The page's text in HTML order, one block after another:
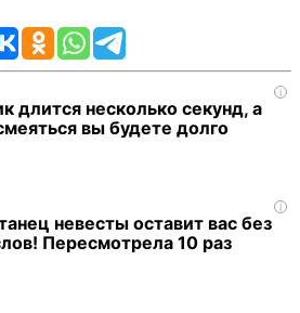
i
длится несколько секунд, а
вы будете долго
i
невесты оставит вас без
Пересмотрела 10 раз